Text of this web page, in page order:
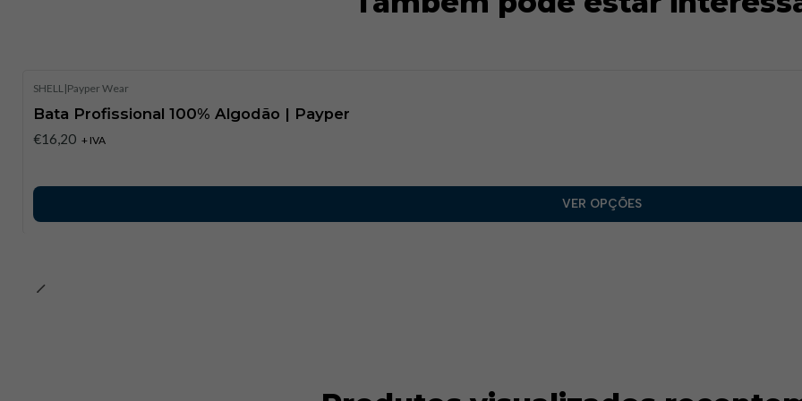
SHELL|Payper Wear
Bata Profissional 100% Algodão | Payper
€16,20 + IVA
VER OPÇÕES